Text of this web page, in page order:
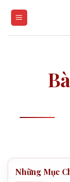
Những Mục